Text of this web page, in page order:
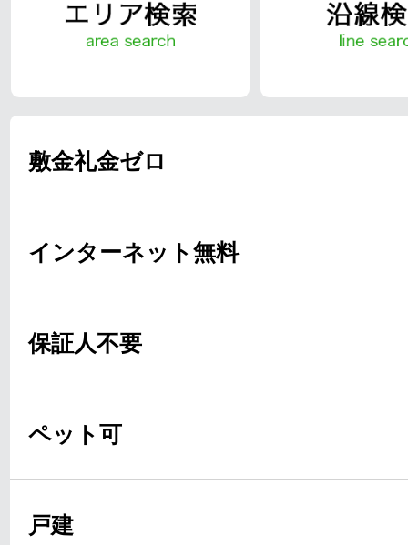
敷金礼金ゼロ
インターネット無料
保証人不要
ペット可
戸建